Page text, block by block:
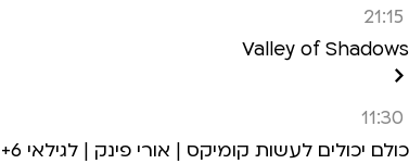
21:15
Valley of Shadows
11:30
כולם יכולים לעשות קומיקס | אורי פינק | לגילאי 6+ | אנימיקס 2026